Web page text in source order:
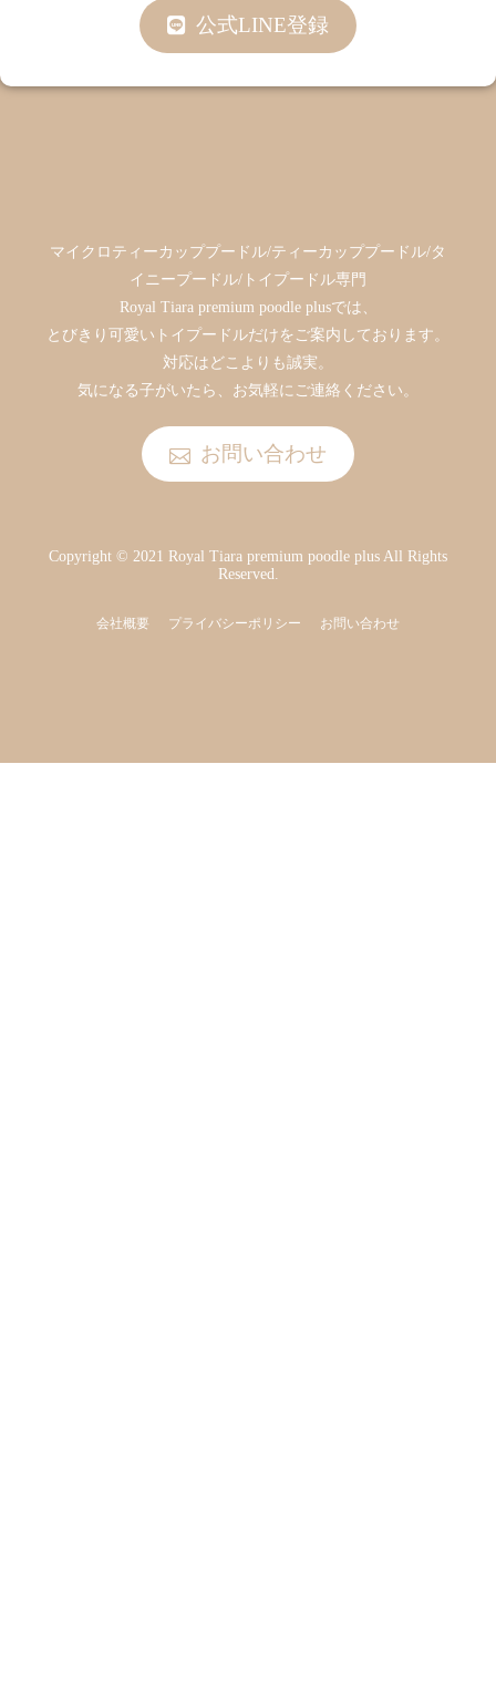
公式LINE登録
マイクロティーカッププードル/ティーカッププードル/タ
イニープードル/トイプードル専門
Royal Tiara premium poodle plusでは、
とびきり可愛いトイプードルだけをご案内しております。
対応はどこよりも誠実。
気になる子がいたら、お気軽にご連絡ください。
お問い合わせ
Copyright © 2021 Royal Tiara premium poodle plus All Rights
Reserved.
会社概要 プライバシーポリシー お問い合わせ